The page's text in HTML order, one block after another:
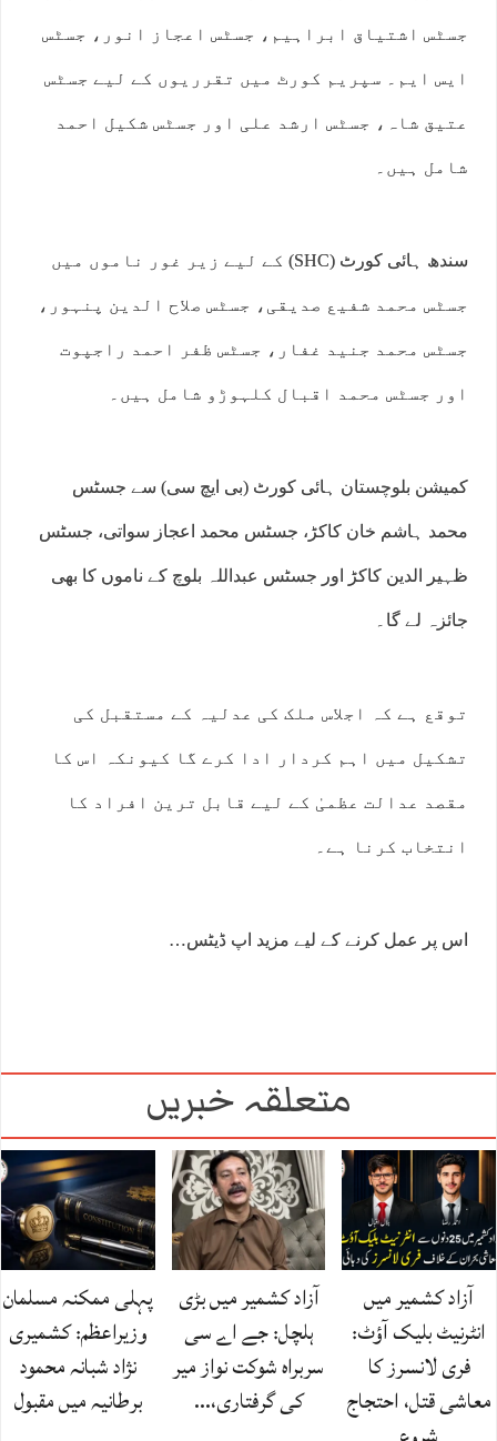
جسٹس اشتیاق ابراہیم، جسٹس اعجاز انور، جسٹس
ایس ایم۔ سپریم کورٹ میں تقرریوں کے لیے جسٹس
عتیق شاہ، جسٹس ارشد علی اور جسٹس شکیل احمد
شامل ہیں۔
سندھ ہائی کورٹ (SHC) کے لیے زیر غور ناموں میں
جسٹس محمد شفیع صدیقی، جسٹس صلاح الدین پنہور،
جسٹس محمد جنید غفار، جسٹس ظفر احمد راجپوت
اور جسٹس محمد اقبال کلہوڑو شامل ہیں۔
کمیشن بلوچستان ہائی کورٹ (بی ایچ سی) سے جسٹس
محمد ہاشم خان کاکڑ، جسٹس محمد اعجاز سواتی، جسٹس
ظہیر الدین کاکڑ اور جسٹس عبداللہ بلوچ کے ناموں کا بھی
جائزہ لے گا۔
توقع ہے کہ اجلاس ملک کی عدلیہ کے مستقبل کی
تشکیل میں اہم کردار ادا کرے گا کیونکہ اس کا
مقصد عدالت عظمیٰ کے لیے قابل ترین افراد کا
انتخاب کرنا ہے۔
اس پر عمل کرنے کے لیے مزید اپ ڈیٹس…
متعلقہ خبریں
آزاد کشمیر میں
انٹرنیٹ بلیک آؤٹ:
فری لانسرز کا
معاشی قتل، احتجاج
آزاد کشمیر میں بڑی
ہلچل: جے اے سی
سربراہ شوکت نواز میر
کی گرفتاری،…
پہلی ممکنہ مسلمان
وزیراعظم: کشمیری
نژاد شبانہ محمود
برطانیہ میں مقبول